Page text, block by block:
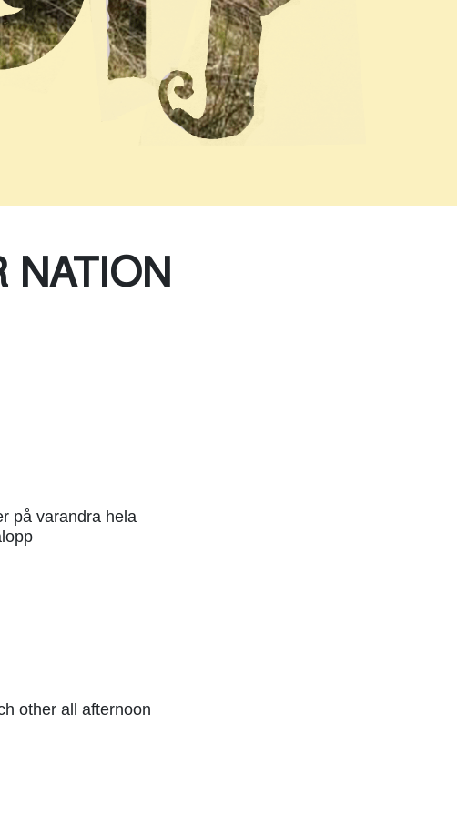
NATION
på varandra hela
other all afternoon